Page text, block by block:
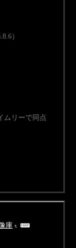
）
ムリーで同点
庫